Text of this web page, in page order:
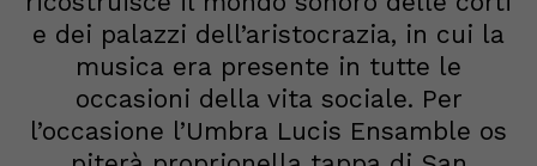
e dei palazzi dell’aristocrazia, in cui la
musica era presente in tutte le
occasioni della vita sociale. Per
l’occasione l’Umbra Lucis Ensamble os